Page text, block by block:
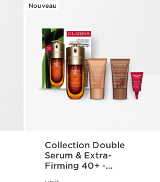
Nouveau
Collection Double
Serum & Extra-
Firming 40+ -